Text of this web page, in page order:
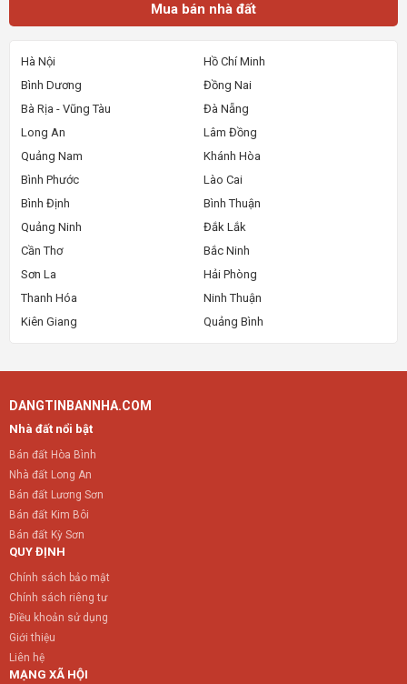
Mua bán nhà đất
Hà Nội
Hồ Chí Minh
Bình Dương
Đồng Nai
Bà Rịa - Vũng Tàu
Đà Nẵng
Long An
Lâm Đồng
Quảng Nam
Khánh Hòa
Bình Phước
Lào Cai
Bình Định
Bình Thuận
Quảng Ninh
Đắk Lắk
Cần Thơ
Bắc Ninh
Sơn La
Hải Phòng
Thanh Hóa
Ninh Thuận
Kiên Giang
Quảng Bình
DANGTINBANNHA.COM
Nhà đất nổi bật
Bán đất Hòa Bình
Nhà đất Long An
Bán đất Lương Sơn
Bán đất Kim Bôi
Bán đất Kỳ Sơn
QUY ĐỊNH
Chính sách bảo mật
Chính sách riêng tư
Điều khoản sử dụng
Giới thiệu
Liên hệ
MẠNG XÃ HỘI